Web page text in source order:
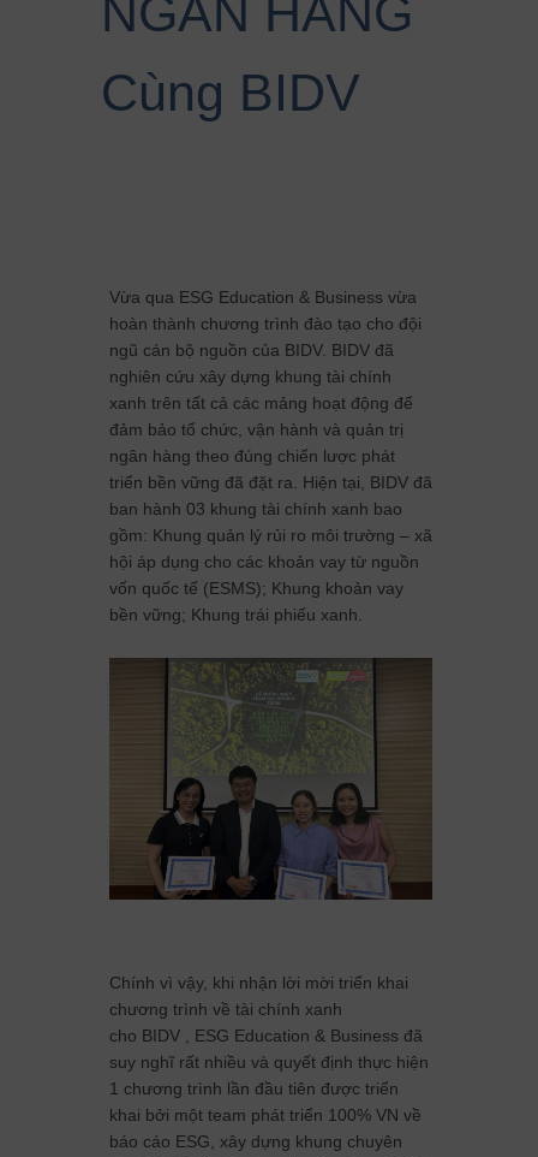
NGÂN HÀNG
Cùng BIDV
Vừa qua ESG Education & Business vừa
hoàn thành chương trình đào tạo cho đội
ngũ cán bộ nguồn của BIDV. BIDV đã
nghiên cứu xây dựng khung tài chính
xanh trên tất cả các mảng hoạt động để
đảm bảo tổ chức, vận hành và quản trị
ngân hàng theo đúng chiến lược phát
triển bền vững đã đặt ra. Hiện tại, BIDV đã
ban hành 03 khung tài chính xanh bao
gồm: Khung quản lý rủi ro môi trường – xã
hội áp dụng cho các khoản vay từ nguồn
vốn quốc tế (ESMS); Khung khoản vay
bền vững; Khung trái phiếu xanh.
Chính vì vậy, khi nhận lời mời triển khai
chương trình về tài chính xanh
cho BIDV , ESG Education & Business đã
suy nghĩ rất nhiều và quyết định thực hiện
1 chương trình lần đầu tiên được triển
khai bởi một team phát triển 100% VN về
báo cáo ESG, xây dựng khung chuyên